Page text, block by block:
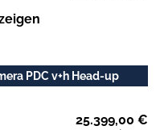
PDC v+h Head-up
25.399,00 €